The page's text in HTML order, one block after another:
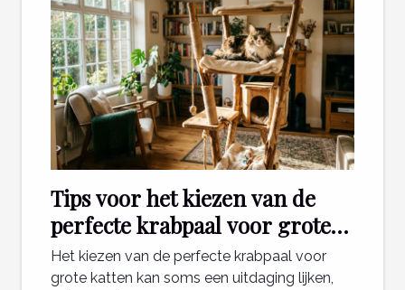
Tips voor het kiezen van de
perfecte krabpaal voor grote
katten
Het kiezen van de perfecte krabpaal voor
grote katten kan soms een uitdaging lijken,